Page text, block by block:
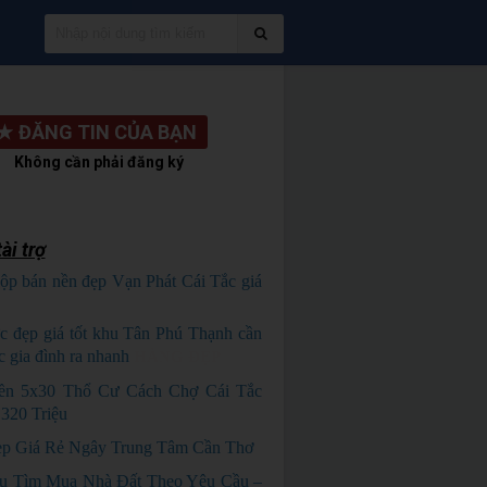
ĐĂNG TIN CỦA BẠN
Không cần phải đăng ký
trợ
bán nền đẹp Vạn Phát Cái Tắc giá
đẹp giá tốt khu Tân Phú Thạnh cần
gia đình ra nhanh
5x30 Thổ Cư Cách Chợ Cái Tắc
Triệu
Giá Rẻ Ngây Trung Tâm Cần Thơ
Tìm Mua Nhà Đất Theo Yêu Cầu –